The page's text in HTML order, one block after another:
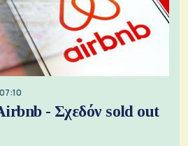
- Σχεδόν sold out